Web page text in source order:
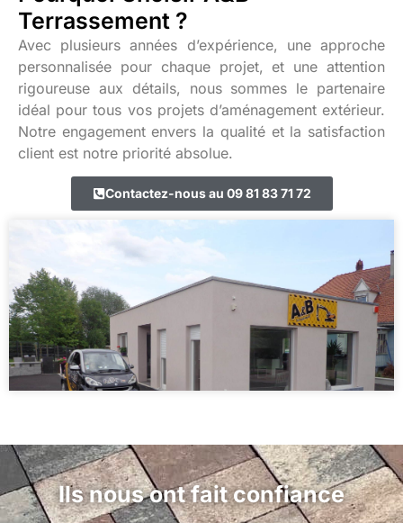
Terrassement ?
Avec plusieurs années d’expérience, une approche
personnalisée pour chaque projet, et une attention
rigoureuse aux détails, nous sommes le partenaire
idéal pour tous vos projets d’aménagement extérieur.
Notre engagement envers la qualité et la satisfaction
client est notre priorité absolue.
Contactez-nous au 09 81 83 71 72
Ils nous ont fait confiance